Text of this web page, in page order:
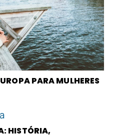
PARA MULHERES
HISTÓRIA,